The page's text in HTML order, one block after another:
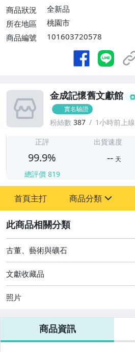
商品狀況
全新品
所在地區
桃園市
商品編號
101603720578
金成記懷舊文獻館
實名驗證
粉絲數 387 1小時前上線
正評
99.9%
總評價 819
出貨速度
-- 天
首頁主打 商品分類
其它
古董、藝術與礦石
文獻收藏品
照片
商品資訊